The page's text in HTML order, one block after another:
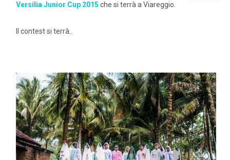
Versilia Junior Cup 2015 che si terrà a Viareggio.
Il contest si terrà..